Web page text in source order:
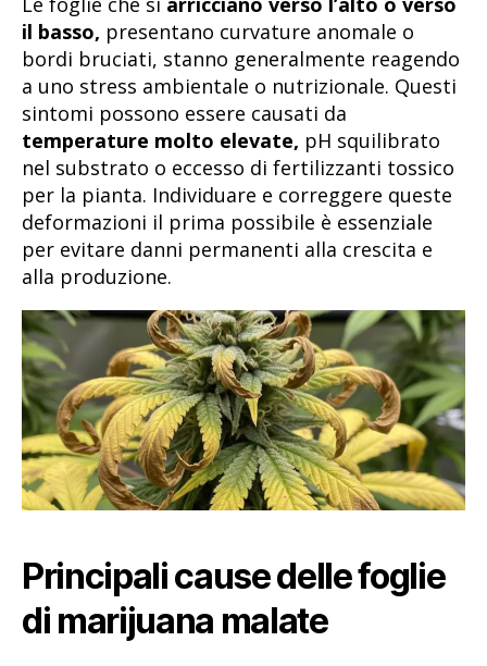
il basso, presentano curvature anomale o
bordi bruciati, stanno generalmente reagendo
a uno stress ambientale o nutrizionale. Questi
sintomi possono essere causati da
temperature molto elevate, pH squilibrato
nel substrato o eccesso di fertilizzanti tossico
per la pianta. Individuare e correggere queste
deformazioni il prima possibile è essenziale
per evitare danni permanenti alla crescita e
alla produzione.
Principali cause delle foglie
di marijuana malate